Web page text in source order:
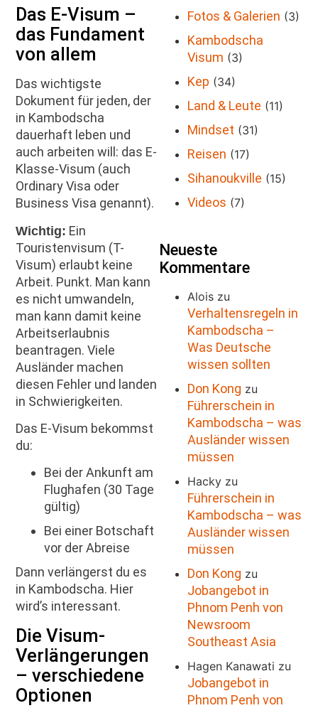
Das E-Visum –
das Fundament
von allem
Das wichtigste
Dokument für jeden, der
in Kambodscha
dauerhaft leben und
auch arbeiten will: das E-
Klasse-Visum (auch
Ordinary Visa oder
Business Visa genannt).
Wichtig: Ein
Touristenvisum (T-
Visum) erlaubt keine
Arbeit. Punkt. Man kann
es nicht umwandeln,
man kann damit keine
Arbeitserlaubnis
beantragen. Viele
Ausländer machen
diesen Fehler und landen
in Schwierigkeiten.
Das E-Visum bekommst
du:
Bei der Ankunft am
Flughafen (30 Tage
gültig)
Bei einer Botschaft
vor der Abreise
Dann verlängerst du es
in Kambodscha. Hier
wird’s interessant.
Die Visum-
Verlängerungen
– verschiedene
Optionen
Fotos & Galerien (3)
Kambodscha
Visum (3)
Kep (34)
Land & Leute (11)
Mindset (31)
Reisen (17)
Sihanoukville (15)
Videos (7)
Neueste
Kommentare
Alois zu
Verhaltensregeln in
Kambodscha –
Was Deutsche
wissen sollten
Don Kong zu
Führerschein in
Kambodscha – was
Ausländer wissen
müssen
Hacky zu
Führerschein in
Kambodscha – was
Ausländer wissen
müssen
Don Kong zu
Jobangebot in
Phnom Penh von
Newsroom
Southeast Asia
Hagen Kanawati zu
Jobangebot in
Phnom Penh von